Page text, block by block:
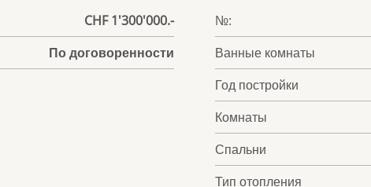
CHF 1'300'000.-
По договоренности
№:
Ванные комнаты
Год постройки
Комнаты
Спальни
Тип отопления